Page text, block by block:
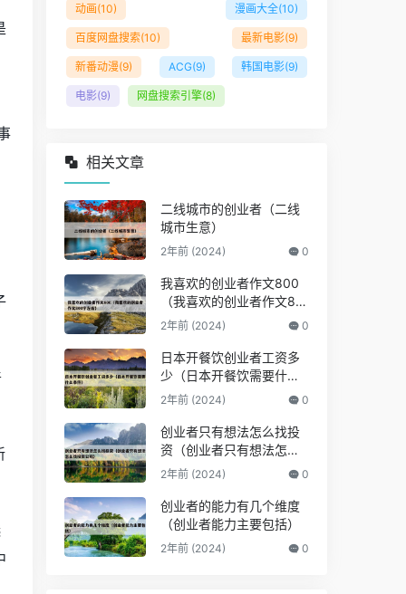
动画(10) 漫画大全(10)
百度网盘搜索(10) 最新电影(9)
新番动漫(9) ACG(9) 韩国电影(9)
电影(9) 网盘搜索引擎(8)
相关文章
二线城市的创业者（二线
城市生意）
2年前 (2024) 0
我喜欢的创业者作文800
（我喜欢的创业者作文80
0字左右）
2年前 (2024) 0
日本开餐饮创业者工资多
少（日本开餐饮需要什么
条件）
2年前 (2024) 0
创业者只有想法怎么找投
资（创业者只有想法怎么
找投资公司）
2年前 (2024) 0
创业者的能力有几个维度
（创业者能力主要包括）
2年前 (2024) 0